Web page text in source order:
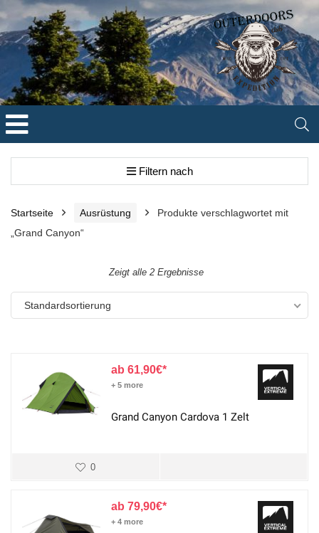
Filtern nach
Startseite Ausrüstung
Produkte verschlagwortet mit
„Grand Canyon“
Zeigt alle 2 Ergebnisse
Standardsortierung
61,90€
+ 5 more
Grand Canyon Cardova 1 Zelt
0
79,90€
+ 4 more